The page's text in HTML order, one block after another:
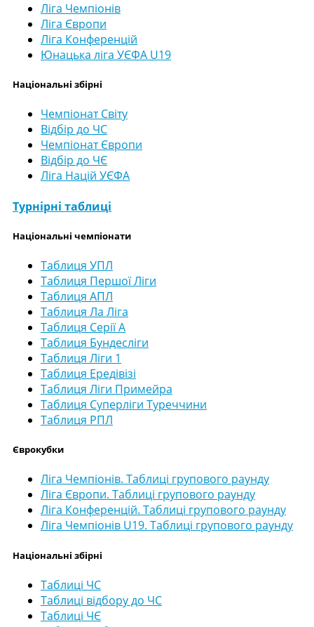
Ліга Чемпіонів
Ліга Європи
Ліга Конференцій
Юнацька ліга УЄФА U19
Національні збірні
Чемпіонат Світу
Відбір до ЧС
Чемпіонат Європи
Відбір до ЧЄ
Ліга Націй УЄФА
Турнірні таблиці
Національні чемпіонати
Таблиця УПЛ
Таблиця Першої Ліги
Таблиця АПЛ
Таблиця Ла Ліга
Таблиця Серії А
Таблиця Бундесліги
Таблиця Ліги 1
Таблиця Ередівізі
Таблиця Ліги Примейра
Таблиця Суперліги Туреччини
Таблиця РПЛ
Єврокубки
Ліга Чемпіонів. Таблиці групового раунду
Ліга Європи. Таблиці групового раунду
Ліга Конференцій. Таблиці групового раунду
Ліга Чемпіонів U19. Таблиці групового раунду
Національні збірні
Таблиці ЧС
Таблиці відбору до ЧС
Таблиці ЧЄ